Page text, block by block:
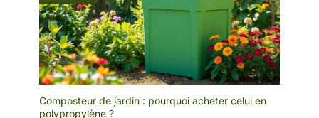
Composteur de jardin : pourquoi acheter celui en
polypropylène ?